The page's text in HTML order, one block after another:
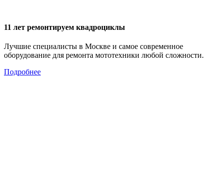
11 лет ремонтируем квадроциклы
Лучшие специалисты в Москве и самое современное
оборудование для ремонта мототехники любой сложности.
Подробнее